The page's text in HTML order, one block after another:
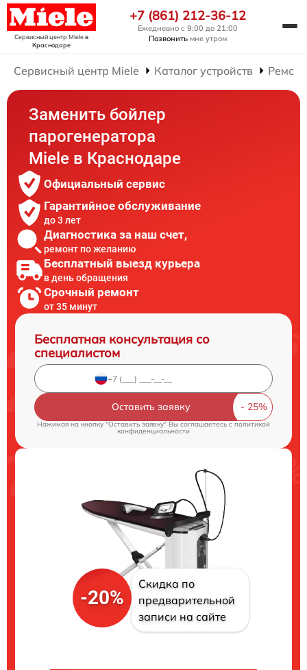
Сервисный центр Mieleв
Краснодаре
+7 (861) 212-36-12
Ежедневно с 9:00 до 21:00
Позвонить мне утром
Сервисный центр Miele Каталог устройств
Заменить бойлер
парогенератора
Miele в Краснодаре
Официальный сервис
Гарантийное обслуживание
до 3 лет
Диагностика за наш счет,
ремонт по желанию
Бесплатный выезд курьера
в день обращения
Срочный ремонт
от 35 минут
Бесплатная консультация со
специалистом
Оставить заявку
Нажимая на кнопку "Оставить заявку" Вы соглашаетесь cполитикой
конфиденциальности
-20%
Скидка по
предварительной
записи на сайте